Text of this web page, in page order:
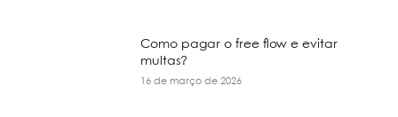
Como pagar o free flow e evitar
multas?
16 de março de 2026